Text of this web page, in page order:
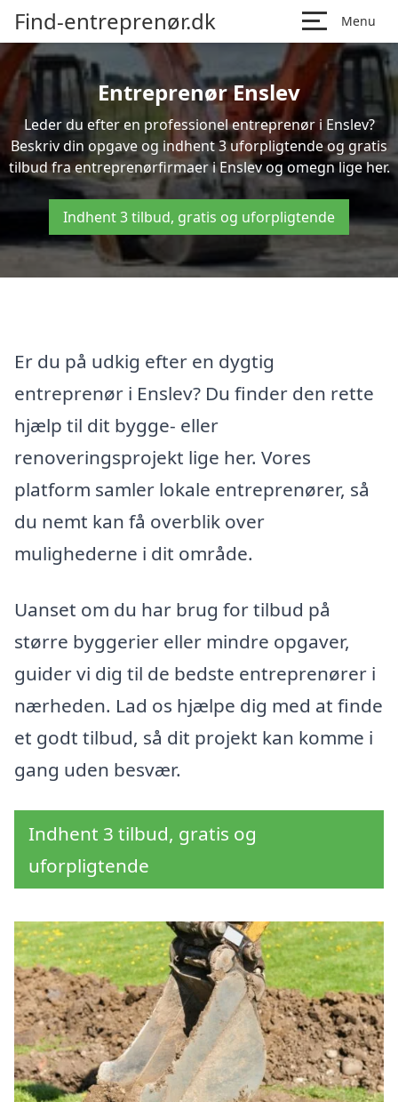
Find-entreprenør.dk Menu
Entreprenør Enslev
Leder du efter en professionel entreprenør i Enslev?
Beskriv din opgave og indhent 3 uforpligtende og gratis
tilbud fra entreprenørfirmaer i Enslev og omegn lige her.
Indhent 3 tilbud, gratis og uforpligtende
Er du på udkig efter en dygtig
entreprenør i Enslev? Du finder den rette
hjælp til dit bygge- eller
renoveringsprojekt lige her. Vores
platform samler lokale entreprenører, så
du nemt kan få overblik over
mulighederne i dit område.
Uanset om du har brug for tilbud på
større byggerier eller mindre opgaver,
guider vi dig til de bedste entreprenører i
nærheden. Lad os hjælpe dig med at finde
et godt tilbud, så dit projekt kan komme i
gang uden besvær.
Indhent 3 tilbud, gratis og
uforpligtende